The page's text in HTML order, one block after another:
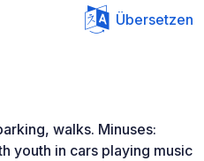
Übersetzen
walks. Minuses:
youth in cars playing music